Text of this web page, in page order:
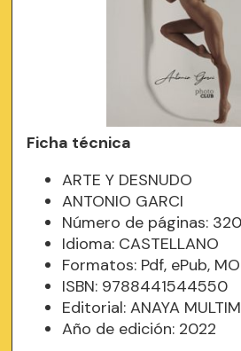
Ficha técnica
ARTE Y DESNUDO
ANTONIO GARCI
Número de páginas: 320
Idioma: CASTELLANO
Formatos: Pdf, ePub,
ISBN: 9788441544550
Editorial: ANAYA
Año de edición: 2022